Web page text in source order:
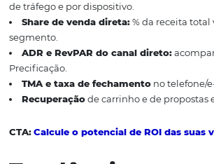
CRM e Central de Reservas: visão
personalizar ofertas e medir ROI.
Boas práticas